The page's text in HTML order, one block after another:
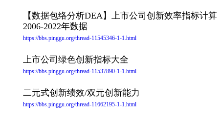
【数据包络分析DEA】上市公司创新效率指标计算
2006-2022年数据
https://bbs.pinggu.org/thread-11545346-1-1.html
上市公司绿色创新指标大全
https://bbs.pinggu.org/thread-11537890-1-1.html
二元式创新绩效/双元创新能力
https://bbs.pinggu.org/thread-11662195-1-1.html